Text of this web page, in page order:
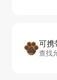
可携
查找